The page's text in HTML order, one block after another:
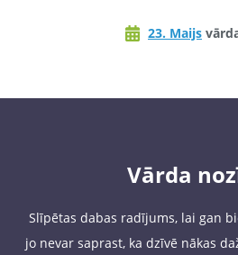
23. Maijs
Vārda
Slīpētas dabas radījums, lai gan
jo nevar saprast, ka dzīvē nākas